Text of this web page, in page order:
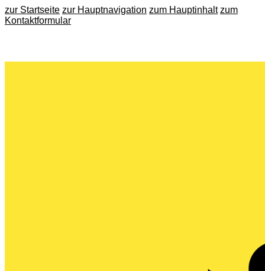
zur Startseite zur Hauptnavigation zum Hauptinhalt zum
Kontaktformular